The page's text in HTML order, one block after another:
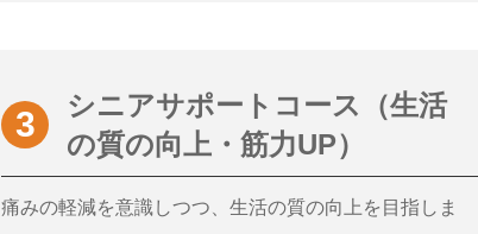
シニアサポートコース（生活
の質の向上・筋力UP）
痛みの軽減を意識しつつ、生活の質の向上を目指しま